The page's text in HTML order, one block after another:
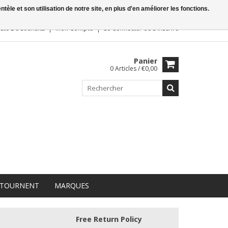
De Souhaits Mon Compte Se ConnecterouS'inscrire
Panier
0 Articles / €0,00
MARQUES
Free Return Policy
et son utilisation de notre site, en plus d'en améliorer les fonctions.